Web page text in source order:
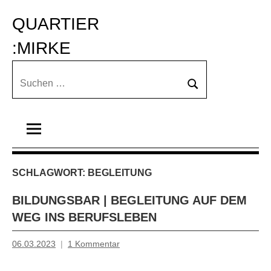
Inhalt
springen
QUARTIER
:MIRKE
Suchen
Suchen
SCHLAGWORT: BEGLEITUNG
BILDUNGSBAR | BEGLEITUNG AUF DEM
WEG INS BERUFSLEBEN
06.03.2023
Mosche
1 Kommentar